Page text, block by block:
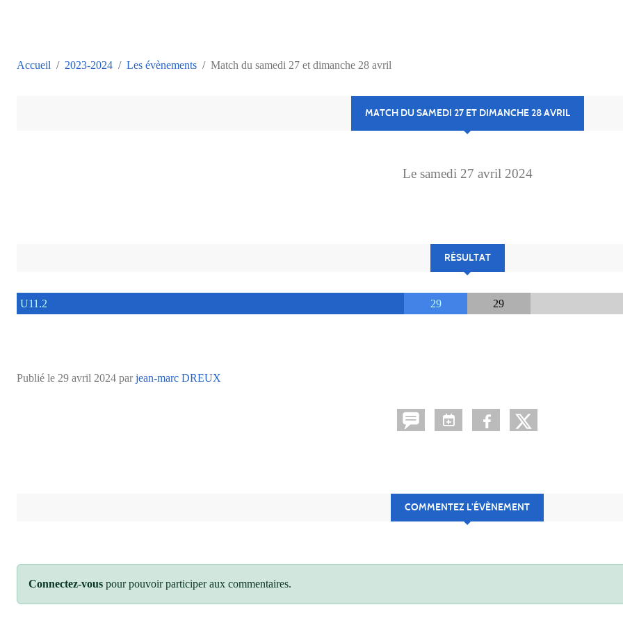
Accueil 2023-2024 Les évènements Match du samedi 27 et dimanche 28 avril
MATCH DU SAMEDI 27 ET DIMANCHE 28 AVRIL
Le samedi 27 avril 2024
RÉSULTAT
U11.2 29 29
Publié le 29 avril 2024 parjean-marc DREUX
COMMENTEZ L’ÉVÈNEMENT
Connectez-vous pour pouvoir participer aux commentaires.